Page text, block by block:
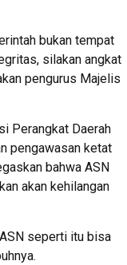
bukan tempat
silakan angkat
pengurus Majelis
Perangkat Daerah
pengawasan ketat
bahwa ASN
akan kehilangan
seperti itu bisa